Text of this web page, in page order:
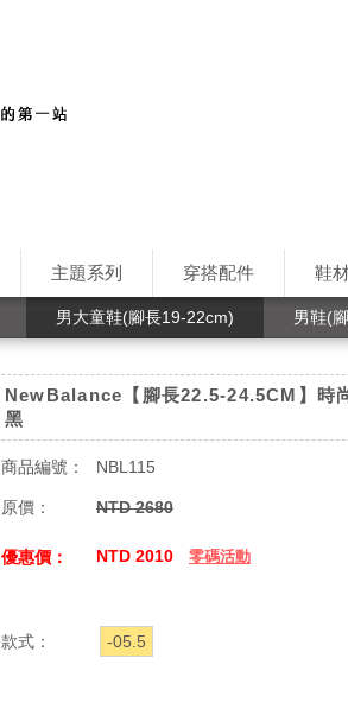
主題系列 穿搭配件 鞋
男大童鞋(腳長19-22cm) 男鞋(
NewBalance【腳長22.5-24.5CM】時
黑
商品編號： NBL115
原價： NTD 2680
優惠價： NTD 2010 零碼活動
款式： -05.5